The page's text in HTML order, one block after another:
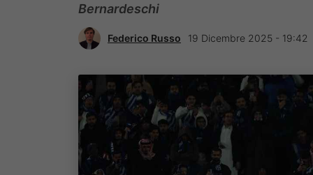
Bernardeschi
Federico Russo 19 Dicembre 2025 - 19:42